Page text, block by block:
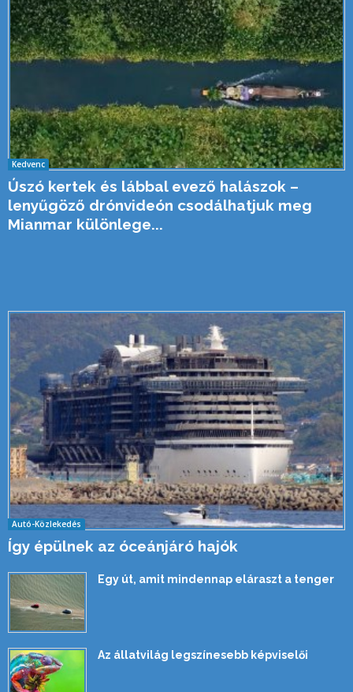
Kedvenc
Úszó kertek és lábbal evező halászok –
lenyűgöző drónvideón csodálhatjuk meg
Mianmar különlege...
Autó-Közlekedés
Így épülnek az óceánjáró hajók
Egy út, amit mindennap eláraszt a tenger
Az állatvilág legszínesebb képviselői